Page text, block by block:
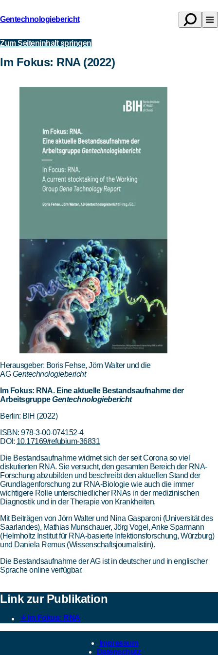
Zum Seiteninhalt springen
Gentechnologiebericht
zur
Suche
Publikationen
Im Fokus: RNA (2022)
Herausgeber: Boris Fehse, Jörn Walter und die
AGGentechnologiebericht
Im Fokus: RNA. Eine aktuelle Bestandsaufnahme der
ArbeitsgruppeGentechnologiebericht
Berlin: BIH (2022)
ISBN: 978-3-00-074152-4
DOI: 10.17169/refubium-36831
Die Bestandsaufnahme widmet sich der seit Corona so viel
diskutierten RNA. Sie versucht, den gesamten Bereich der RNA-
Forschung abzubilden und beschreibt den aktuellen Stand der
Grundlagenforschung zur RNA-Biologie wie auch die immer
wichtigere Rolle unterschiedlicher RNAs in der medizinischen
Diagnostik und in der Therapie von Krankheiten.
Mit Beiträgen von Jörn Walter und Nina Gasparoni (Universität des
Saarlandes), Mathias Munschauer, Jörg Vogel, Anke Sparmann
(Helmholtz Institut für RNA-basierte Infektionsforschung, Würzburg)
und Daniela Remus (Wissenschaftsjournalistin).
Die Bestandsaufnahme der AG ist in deutscher und in englischer
Sprache online verfügbar.
Link zur Publikation
Im Fokus: RNA
Impressum
Datenschutz